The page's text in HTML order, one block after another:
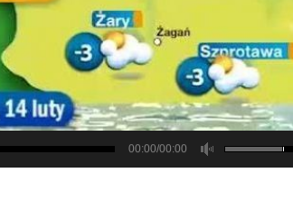
00:00/00:00